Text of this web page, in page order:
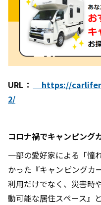
URL ：
https://
2/
コロナ禍でキャンピング
一部の愛好家による「憧
かった『キャンピングカ
利用だけでなく、災害時
動可能な居住スペース』